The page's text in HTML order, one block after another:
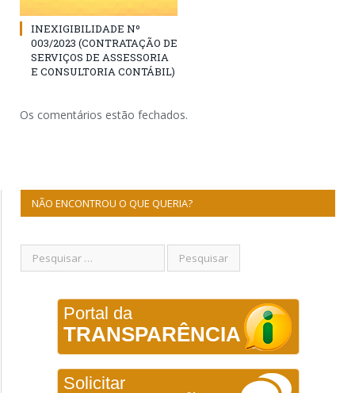
INEXIGIBILIDADE Nº
003/2023 (CONTRATAÇÃO DE
SERVIÇOS DE ASSESSORIA
E CONSULTORIA CONTÁBIL)
Os comentários estão fechados.
NÃO ENCONTROU O QUE QUERIA?
Portal da
TRANSPARÊNCIA
Solicitar